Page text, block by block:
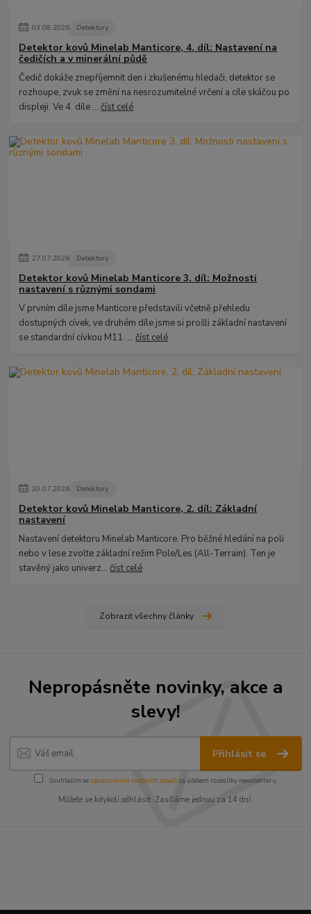
03.08.2026 Detektory
Detektor kovů Minelab Manticore, 4. díl: Nastavení na
čedičích a v minerální půdě
Čedič dokáže znepříjemnit den i zkušenému hledači, detektor se
rozhoupe, zvuk se změní na nesrozumitelné vrčení a cíle skáčou po
displeji. Ve 4. díle ...číst celé
27.07.2026 Detektory
Detektor kovů Minelab Manticore 3. díl: Možnosti
nastavení s různými sondami
V prvním díle jsme Manticore představili včetně přehledu
dostupných cívek, ve druhém díle jsme si prošli základní nastavení
se standardní cívkou M11. ...číst celé
20.07.2026 Detektory
Detektor kovů Minelab Manticore, 2. díl: Základní
nastavení
Nastavení detektoru Minelab Manticore. Pro běžné hledání na poli
nebo v lese zvolte základní režim Pole/Les (All-Terrain). Ten je
stavěný jako univerz...číst celé
Zobrazit všechny články
Nepropásněte novinky, akce a
slevy!
Přihlásit se
Souhlasím se zpracováním osobních údajůza účelem rozesílky newsletteru.
Můžete se kdykoli odhlásit. Zasíláme jednou za 14 dní.